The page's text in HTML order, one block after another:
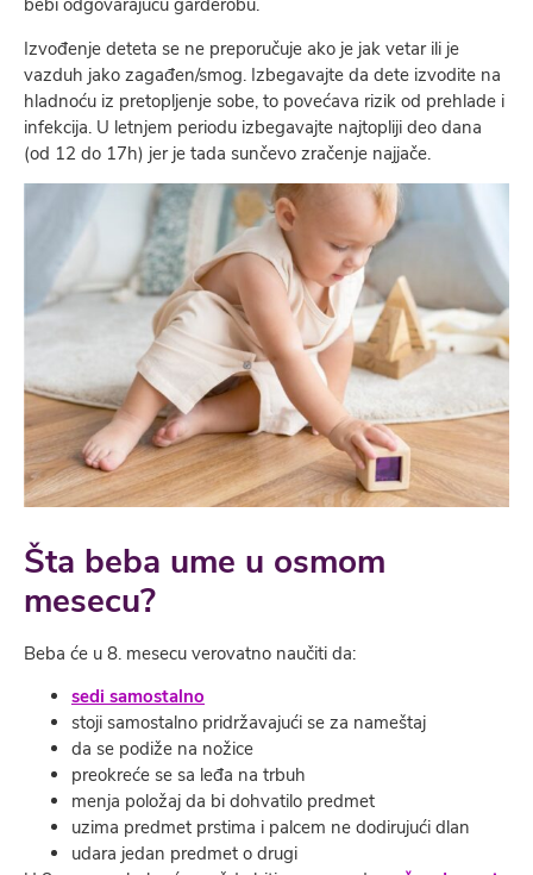
bebi odgovarajuću garderobu.
Izvođenje deteta se ne preporučuje ako je jak vetar ili je
vazduh jako zagađen/smog. Izbegavajte da dete izvodite na
hladnoću iz pretopljenje sobe, to povećava rizik od prehlade i
infekcija. U letnjem periodu izbegavajte najtopliji deo dana
(od 12 do 17h) jer je tada sunčevo zračenje najjače.
Šta beba ume u osmom
mesecu?
Beba će u 8. mesecu verovatno naučiti da:
sedi samostalno
stoji samostalno pridržavajući se za nameštaj
da se podiže na nožice
preokreće se sa leđa na trbuh
menja položaj da bi dohvatilo predmet
uzima predmet prstima i palcem ne dodirujući dlan
udara jedan predmet o drugi